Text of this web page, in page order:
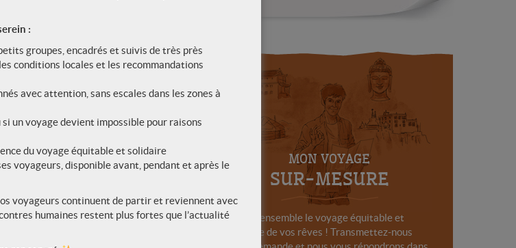
un voyage entièrement personnalisé :)
choisir, ou non... Alors, qu'est-ce qui
quelques jours de vie avec nos hôtes
et montent en altitude pour installer
MON VOYAGE
SUR-MESURE
Créons ensemble le voyage équitable et
solidaire de vos rêves ! Transmettez-nous
:
groupes, encadrés et suivis de très près
conditions locales et les recommandations
avec attention, sans escales dans les zones à
un voyage devient impossible pour raisons
du voyage équitable et solidaire
voyageurs, disponible avant, pendant et après le
voyageurs continuent de partir et reviennent avec
humaines restent plus fortes que l’actualité